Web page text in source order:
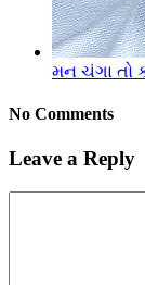
મન ચંગા તો
No Comments
Leave a Reply